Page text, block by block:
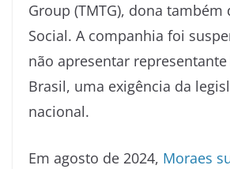
Group (TMTG), dona também
Social. A companhia foi
não apresentar
Brasil, uma exigência da
nacional.
Em agosto de 2024, Moraes